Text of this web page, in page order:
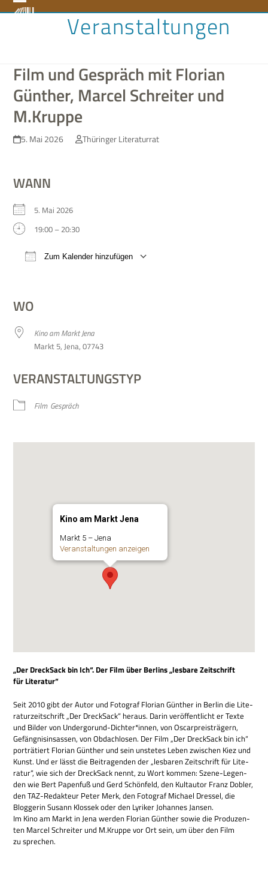
to Open
Close
Veranstaltungen
Film und Gespräch mit Florian
Günther, Marcel Schreiter und
M.Kruppe
5. Mai 2026 Thüringer Literaturrat
WANN
5. Mai 2026
19:00 – 20:30
Zum Kalender hinzufügen
WO
Kino am Markt Jena
Markt 5, Jena, 07743
VERANSTALTUNGSTYP
Film Gespräch
Kino am Markt Jena
Markt 5 – Jena
Ver­an­stal­tun­gen anzeigen
„Der Dreck­Sack bin Ich“. Der Film über Ber­lins „les­bare Zeit­schrift
für Literatur“
Seit 2010 gibt der Autor und Foto­graf Flo­rian Gün­ther in Ber­lin die Lite­
ra­tur­zeit­schrift „Der Dreck­Sack“ her­aus. Darin ver­öf­fent­licht er Texte
und Bil­der von Undergorund-Dichter*innen, von Oscar­preis­trä­gern,
Gefäng­nis­in­sas­sen, von Obdach­lo­sen. Der Film „Der Dreck­Sack bin ich“
por­trä­tiert Flo­rian Gün­ther und sein unste­tes Leben zwi­schen Kiez und
Kunst. Und er lässt die Bei­tra­gen­den der „les­ba­ren Zeit­schrift für Lite­
ra­tur“, wie sich der Dreck­Sack nennt, zu Wort kom­men: Szene-Legen­
den wie Bert Papen­fuß und Gerd Schön­feld, den Kult­au­tor Franz Dobler,
den TAZ-Redak­teur Peter Merk, den Foto­graf Michael Dressel, die
Blog­ge­rin Susann Klo­ssek oder den Lyri­ker Johan­nes Jansen.
Im Kino am Markt in Jena wer­den Flo­rian Gün­ther sowie die Pro­du­zen­
ten Mar­cel Schrei­ter und M.Kruppe vor Ort sein, um über den Film
zu sprechen.